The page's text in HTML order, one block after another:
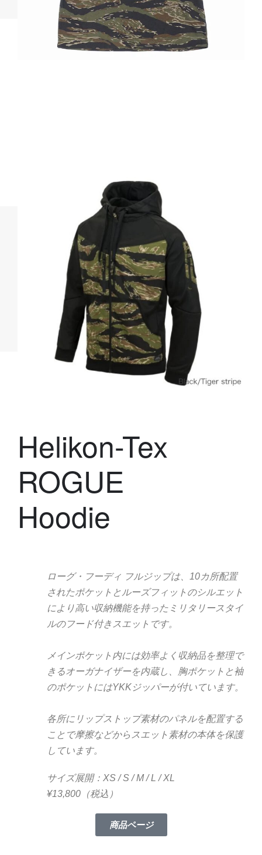
Helikon-Tex
ROGUE
Hoodie
ローグ・フーディ フルジップは、10カ所配置
されたポケットとルーズフィットのシルエット
により高い収納機能を持ったミリタリースタイ
ルのフード付きスエットです。
メインポケット内には効率よく収納品を整理で
きるオーガナイザーを内蔵し、胸ポケットと袖
のポケットにはYKKジッパーが付いています。
各所にリップストップ素材のパネルを配置する
ことで摩擦などからスエット素材の本体を保護
しています。
サイズ展開：XS / S / M / L / XL
¥13,800（税込）
商品ページ